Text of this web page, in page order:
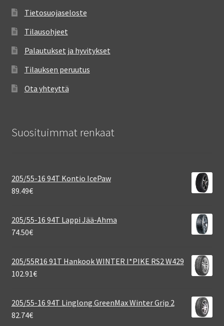
Tietosuojaseloste
Tilausohjeet
Palautukset ja hyvitykset
Tilauksen peruutus
Ota yhteyttä
Suosituimmat renkaat
205/55-16 94T Kontio IcePaw
89.49€
205/55-16 94T Lappi Jää-Ahma
74.50€
205/55R16 91T Hankook WINTER I*PIKE RS2 W429
102.91€
205/55-16 94T Linglong GreenMax Winter Grip 2
82.74€